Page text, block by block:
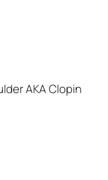
AKA Clopin